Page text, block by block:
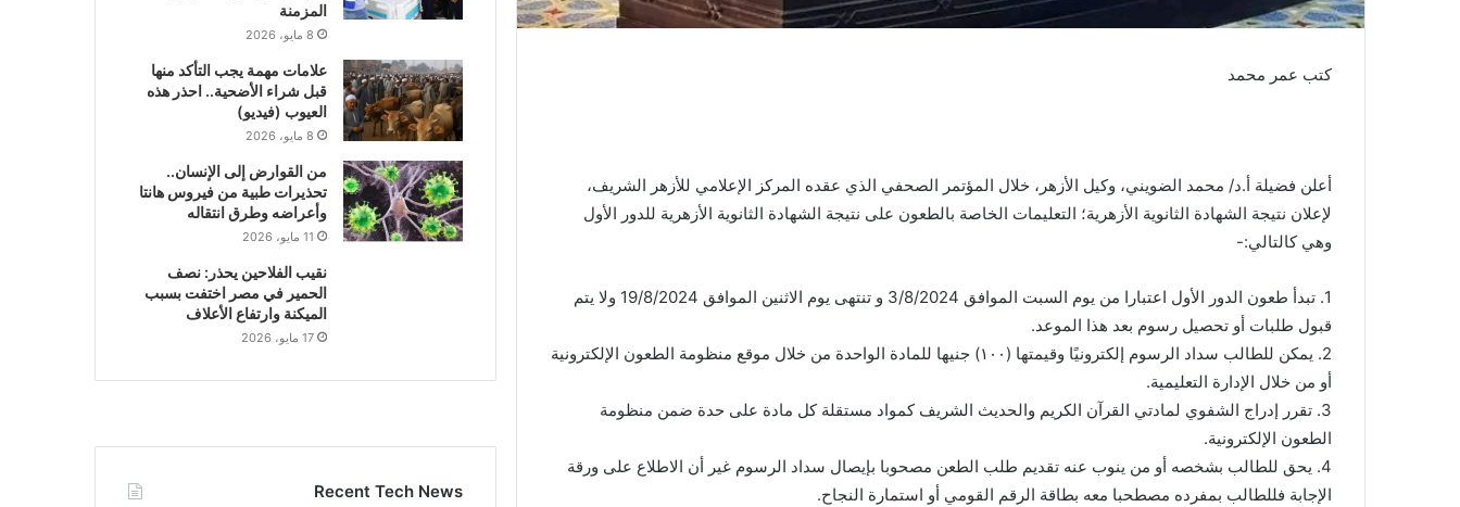
كتب عمر محمد
أعلن فضيلة أ.د/ محمد الضويني، وكيل الأزهر، خلال المؤتمر الصحفي الذي عقده المركز الإعلامي للأزهر الشريف،
لإعلان نتيجة الشهادة الثانوية الأزهرية؛ التعليمات الخاصة بالطعون على نتيجة الشهادة الثانوية الأزهرية للدور الأول
وهي كالتالي:-
1. تبدأ طعون الدور الأول اعتبارا من يوم السبت الموافق 3/8/2024 و تنتهى يوم الاثنين الموافق 19/8/2024 ولا يتم
قبول طلبات أو تحصيل رسوم بعد هذا الموعد.
2. يمكن للطالب سداد الرسوم إلكترونيًا وقيمتها (۱۰۰) جنيها للمادة الواحدة من خلال موقع منظومة الطعون الإلكترونية
أو من خلال الإدارة التعليمية.
3. تقرر إدراج الشفوي لمادتي القرآن الكريم والحديث الشريف كمواد مستقلة كل مادة على حدة ضمن منظومة
الطعون الإلكترونية.
4. يحق للطالب بشخصه أو من ينوب عنه تقديم طلب الطعن مصحوبا بإيصال سداد الرسوم غير أن الاطلاع على ورقة
الإجابة فللطالب بمفرده مصطحبا معه بطاقة الرقم القومي أو استمارة النجاح.
المزمنة
8 مايو، 2026
علامات مهمة يجب التأكد منها
قبل شراء الأضحية.. احذر هذه
العيوب (فيديو)
8 مايو، 2026
من القوارض إلى الإنسان..
تحذيرات طبية من فيروس هانتا
وأعراضه وطرق انتقاله
11 مايو، 2026
نقيب الفلاحين يحذر: نصف
الحمير في مصر اختفت بسبب
الميكنة وارتفاع الأعلاف
17 مايو، 2026
Recent Tech News